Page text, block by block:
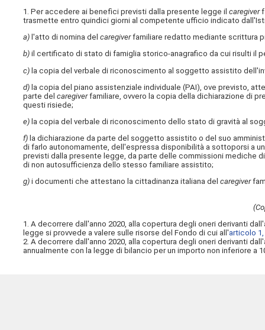
1. Per accedere ai benefìci previsti dalla presente legge ilcaregiver
trasmette entro quindici giorni al competente ufficio indicato
a) l'atto di nomina delcaregiverfamiliare redatto mediante scrittura
b) il certificato di stato di famiglia storico-anagrafico da cui risulti il
c) la copia del verbale di riconoscimento al soggetto assistito
d) la copia del piano assistenziale individuale (PAI), ove previsto,
parte delcaregiverfamiliare, ovvero la copia della dichiarazione di
questi risiede;
e) la copia del verbale di riconoscimento dello stato di gravità al
f) la dichiarazione da parte del soggetto assistito o del suo
di farlo autonomamente, dell'espressa disponibilità a sottoporsi a
previsti dalla presente legge, da parte delle commissioni mediche
di non autosufficienza dello stesso familiare assistito;
g) i documenti che attestano la cittadinanza italiana delcaregiver
1. A decorrere dall'anno 2020, alla copertura degli oneri derivanti
legge si provvede a valere sulle risorse del Fondo di cui all'articolo
2. A decorrere dall'anno 2020, alla copertura degli oneri derivanti
annualmente con la legge di bilancio per un importo non inferiore a